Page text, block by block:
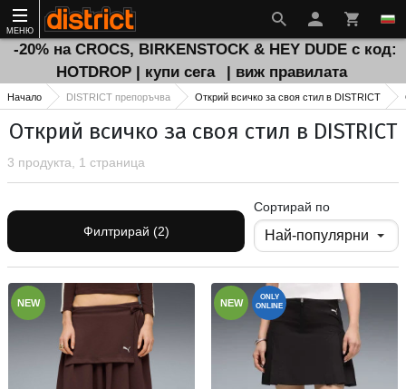
МЕНЮ
-20% на CROCS, BIRKENSTOCK & HEY DUDE с код:
HOTDROP | купи сега
| виж правилата
Начало DISTRICT препоръчва Открий всичко за своя стил в DISTRICT
Открий всичко за своя стил в DISTRICT
3 продукта, 1 страница
Филтрирай (2)
Сортирай по
NEW NEW
ONLY
ONLINE